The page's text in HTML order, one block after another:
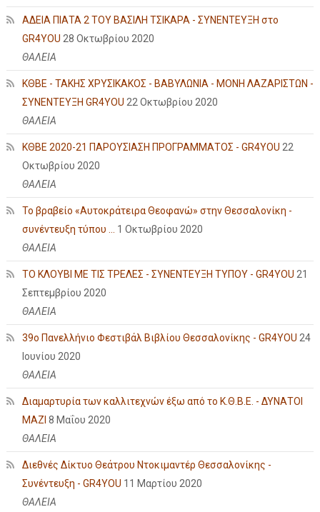
ΑΔΕΙΑ ΠΙΑΤΑ 2 ΤΟΥ ΒΑΣΙΛΗ ΤΣΙΚΑΡΑ - ΣΥΝΕΝΤΕΥΞΗ στο
GR4YOU 28 Οκτωβρίου 2020
ΘΑΛΕΙΑ
ΚΘΒΕ - ΤΑΚΗΣ ΧΡΥΣΙΚΑΚΟΣ - ΒΑΒΥΛΩΝΙΑ - ΜΟΝΗ ΛΑΖΑΡΙΣΤΩΝ -
ΣΥΝΕΝΤΕΥΞΗ GR4YOU 22 Οκτωβρίου 2020
ΘΑΛΕΙΑ
ΚΘΒΕ 2020-21 ΠΑΡΟΥΣΙΑΣΗ ΠΡΟΓΡΑΜΜΑΤΟΣ - GR4YOU 22
Οκτωβρίου 2020
ΘΑΛΕΙΑ
Το βραβείο «Αυτοκράτειρα Θεοφανώ» στην Θεσσαλονίκη -
συνέντευξη τύπου ...
1 Οκτωβρίου 2020
ΘΑΛΕΙΑ
ΤΟ ΚΛΟΥΒΙ ΜΕ ΤΙΣ ΤΡΕΛΕΣ - ΣΥΝΕΝΤΕΥΞΗ ΤΥΠΟΥ - GR4YOU 21
Σεπτεμβρίου 2020
ΘΑΛΕΙΑ
39ο Πανελλήνιο Φεστιβάλ Βιβλίου Θεσσαλονίκης - GR4YOU 24
Ιουνίου 2020
ΘΑΛΕΙΑ
Διαμαρτυρία των καλλιτεχνών έξω από το Κ.Θ.Β.Ε. - ΔΥΝΑΤΟΙ
ΜΑΖΙ 8 Μαΐου 2020
ΘΑΛΕΙΑ
Διεθνές Δίκτυο Θεάτρου Ντοκιμαντέρ Θεσσαλονίκης -
Συνέντευξη - GR4YOU 11 Μαρτίου 2020
ΘΑΛΕΙΑ